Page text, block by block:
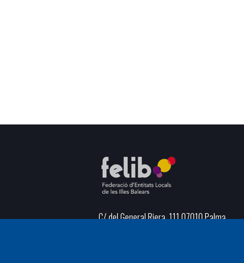
C/ del General Riera, 111 07010 Palma